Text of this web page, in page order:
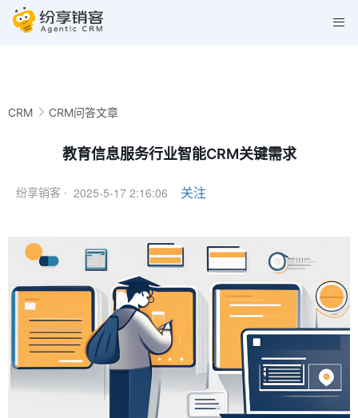
CRM CRM问答文章
教育信息服务行业智能CRM关键需求
纷享销客 · 2025-5-17 2:16:06 关注